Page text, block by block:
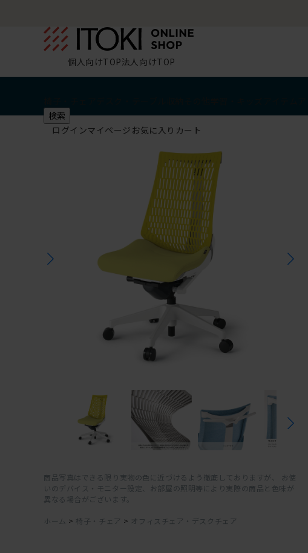
個人向けTOP法人向けTOP
検索
ログインマイページ お気に入り カート
商品写真はできる限り実物の色に近づけるよう徹底しておりますが、 お使
いのデバイス・モニター設定、お部屋の照明等により実際の商品と色味が
異なる場合がございます。
ホーム > 椅子・チェア > オフィスチェア・デスクチェア